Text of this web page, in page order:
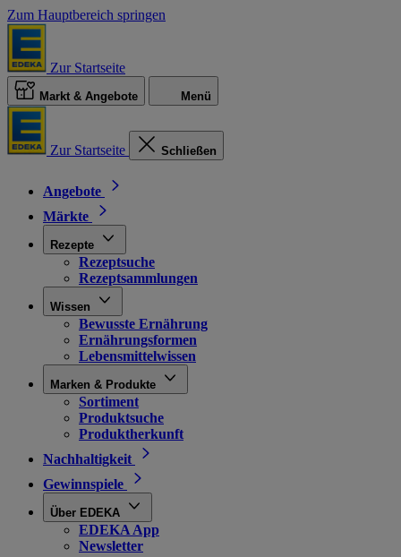
Zum Hauptbereich springen
Zur Startseite
Markt & Angebote Menü
Zur Startseite Schließen
Angebote
Märkte
Rezepte
Rezeptsuche
Rezeptsammlungen
Wissen
Bewusste Ernährung
Ernährungsformen
Lebensmittelwissen
Marken & Produkte
Sortiment
Produktsuche
Produktherkunft
Nachhaltigkeit
Gewinnspiele
Über EDEKA
EDEKA App
Newsletter